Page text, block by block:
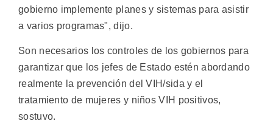
gobierno implemente planes y sistemas para asistir
a varios programas", dijo.
Son necesarios los controles de los gobiernos para
garantizar que los jefes de Estado estén abordando
realmente la prevención del VIH/sida y el
tratamiento de mujeres y niños VIH positivos,
sostuvo.